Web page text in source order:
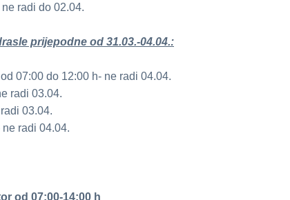
radi do 02.04.
prijepodne od 31.03.-04.04.:
07:00 do 12:00 h- ne radi 04.04.
radi 03.04.
03.04.
radi 04.04.
od 07:00-14:00 h